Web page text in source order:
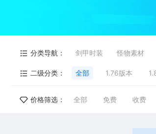
分类导航： 剑甲时装 怪物素材
二级分类： 全部 1.76版本
价格筛选： 全部 免费 收费